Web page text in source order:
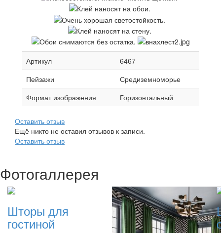
Артикул
6467
Пейзажи
Средиземноморье
Формат изображения
Горизонтальный
Оставить отзыв
Ещё никто не оставил отзывов к записи.
Оставить отзыв
Фотогаллерея
Шторы для
гостиной